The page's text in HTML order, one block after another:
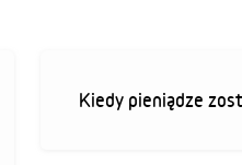
Kiedy pieniądze